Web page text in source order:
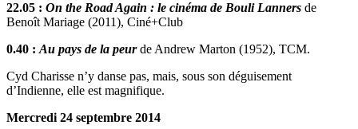
22.05 : On the Road Again : le cinéma de Bouli Lanners de
Benoît Mariage (2011), Ciné+Club
0.40 : Au pays de la peurde Andrew Marton (1952), TCM.
Cyd Charisse n’y danse pas, mais, sous son déguisement
d’Indienne, elle est magnifique.
Mercredi 24 septembre 2014